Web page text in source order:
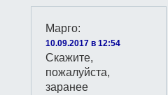
Марго:
10.09.2017 в 12:54
Скажите,
пожалуйста,
заранее